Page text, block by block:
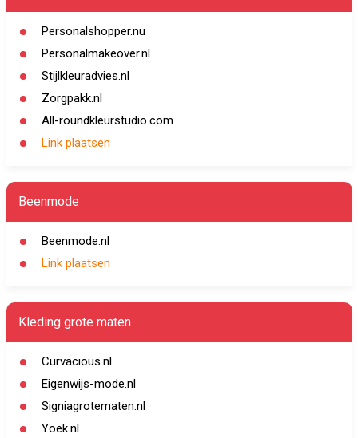
Personalshopper.nu
Personalmakeover.nl
Stijlkleuradvies.nl
Zorgpakk.nl
All-roundkleurstudio.com
Link plaatsen
Beenmode
Beenmode.nl
Link plaatsen
Kleding grote maten
Curvacious.nl
Eigenwijs-mode.nl
Signiagrotematen.nl
Yoek.nl